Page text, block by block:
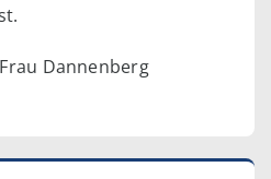
Dannenberg